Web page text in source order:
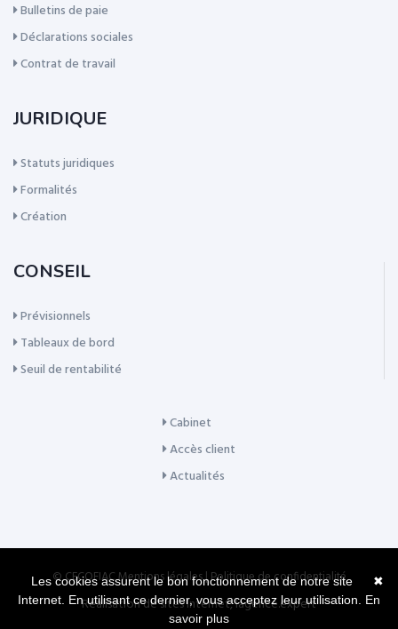
Bulletins de paie
Déclarations sociales
Contrat de travail
JURIDIQUE
Statuts juridiques
Formalités
Création
CONSEIL
Prévisionnels
Tableaux de bord
Seuil de rentabilité
Cabinet
Accès client
Actualités
© CECOFIACMentions légales|Politique de confidentialité
Réalisation de sites Internet,lagence.expert
✖
Les cookies assurent le bon fonctionnement de notre site
Internet. En utilisant ce dernier, vous acceptez leur utilisation. En
savoir plus